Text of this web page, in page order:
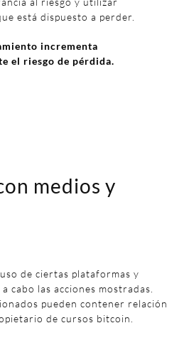
está dispuesto a perder.
incrementa
el riesgo de pérdida.
medios y
de ciertas plataformas y
cabo las acciones mostradas.
pueden contener relación
de cursos bitcoin.